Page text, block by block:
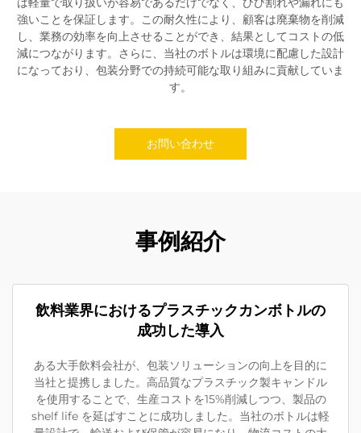
強いことを保証します。この耐久性により、顧客は廃棄物を削減
し、業務の効率を向上させることができ、結果としてコストの低
減につながります。さらに、当社のボトルは環境に配慮した設計
になっており、包装分野での持続可能な取り組みに貢献していま
す。
お問い合わせ
事例紹介
飲料業界におけるプラスチックカンボトルの
成功した導入
ある大手飲料会社が、包装ソリューションの向上を目的に
当社と提携しました。高品質なプラスチック製キャンドル
を使用することで、生産コストを15%削減しつつ、製品の
shelf life を延ばすことに成功しました。当社のボトルは軽